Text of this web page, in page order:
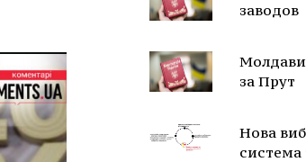
заводов
за Прут
Нова
система